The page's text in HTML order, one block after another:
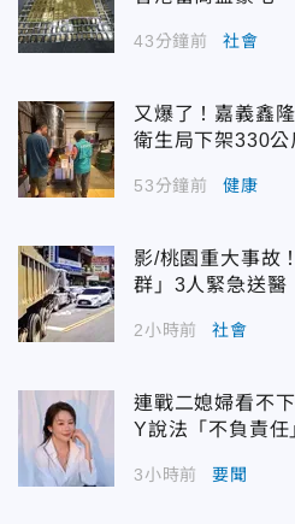
43分鐘前 社會
又爆了！嘉義鑫
衛生局下架330公
53分鐘前 健康
影/桃園重大事故
群」3人緊急送醫
2小時前 社會
連戰二媳婦看不
Y說法「不負責任
3小時前 要聞